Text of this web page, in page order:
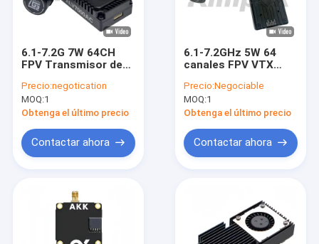
6.1-7.2G 7W 64CH
FPV Transmisor de
drones de carreras
de largo alcance
Precio:negotication
MOQ:1
Obtenga el último precio
Contactar ahora
6.1-7.2GHz 5W 64
canales FPV VTX
para drones de
carreras y de largo
alcance
Precio:Negociable
MOQ:1
Obtenga el último precio
Contactar ahora